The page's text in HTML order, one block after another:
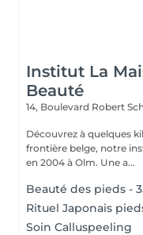
Institut La
Beauté
14, Boulevard Robert
Découvrez à quelques
frontière belge, notre
en 2004 à Olm. Une a...
Beauté des pieds -
Rituel Japonais
Soin Calluspeeling